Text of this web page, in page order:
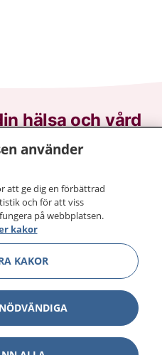
hälsa och vård
och information om
du kan kontakta.
och göra dina
1177 för
runt.
bättre.
Show
använder
att ge dig en förbättrad
och för att viss
på webbplatsen.
kakor
KAKOR